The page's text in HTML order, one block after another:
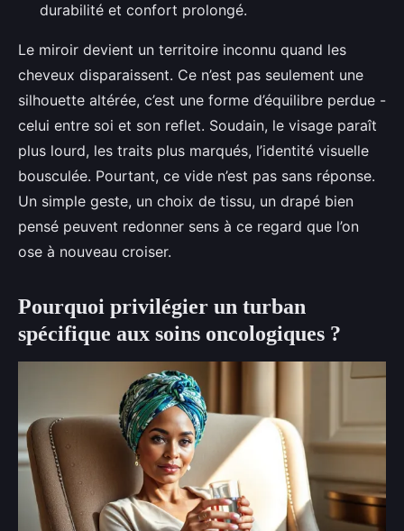
durabilité et confort prolongé.
Le miroir devient un territoire inconnu quand les
cheveux disparaissent. Ce n’est pas seulement une
silhouette altérée, c’est une forme d’équilibre perdue -
celui entre soi et son reflet. Soudain, le visage paraît
plus lourd, les traits plus marqués, l’identité visuelle
bousculée. Pourtant, ce vide n’est pas sans réponse.
Un simple geste, un choix de tissu, un drapé bien
pensé peuvent redonner sens à ce regard que l’on
ose à nouveau croiser.
Pourquoi privilégier un turban
spécifique aux soins oncologiques ?